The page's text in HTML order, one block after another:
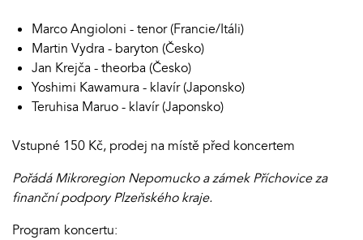
Marco Angioloni - tenor (Francie/Itáli)
Martin Vydra - baryton (Česko)
Jan Krejča - theorba (Česko)
Yoshimi Kawamura - klavír (Japonsko)
Teruhisa Maruo - klavír (Japonsko)
Vstupné 150 Kč, prodej na místě před koncertem
Pořádá Mikroregion Nepomucko a zámek Příchovice za
finanční podpory Plzeňského kraje.
Program koncertu: